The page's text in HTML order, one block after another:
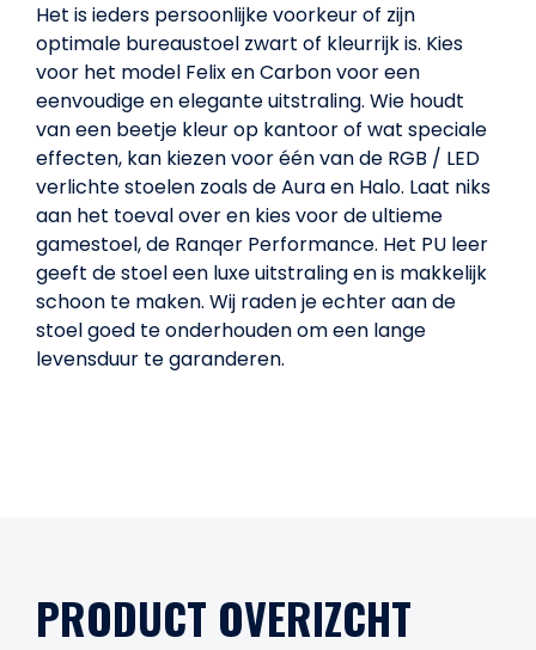
Het is ieders persoonlijke voorkeur of zijn
optimale bureaustoel zwart of kleurrijk is. Kies
voor het model Felix en Carbon voor een
eenvoudige en elegante uitstraling. Wie houdt
van een beetje kleur op kantoor of wat speciale
effecten, kan kiezen voor één van de RGB / LED
verlichte stoelen zoals de Aura en Halo. Laat niks
aan het toeval over en kies voor de ultieme
gamestoel, de Ranqer Performance. Het PU leer
geeft de stoel een luxe uitstraling en is makkelijk
schoon te maken. Wij raden je echter aan de
stoel goed te onderhouden om een lange
levensduur te garanderen.
PRODUCT OVERIZCHT